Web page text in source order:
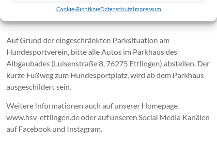
Cookie-RichtlinieDatenschutzImpressum
Auf Grund der eingeschränkten Parksituation am
Hundesportverein, bitte alle Autos im Parkhaus des
Albgaubades (Luisenstraße 8, 76275 Ettlingen) abstellen. Der
kurze Fußweg zum Hundesportplatz, wird ab dem Parkhaus
ausgeschildert sein.
Weitere Informationen auch auf unserer Homepage
www.hsv-ettlingen.de oder auf unseren Social Media Kanälen
auf Facebook und Instagram.